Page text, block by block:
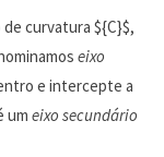
curvatura ${C}$,
eixo
e intercepte a
um eixo secundário